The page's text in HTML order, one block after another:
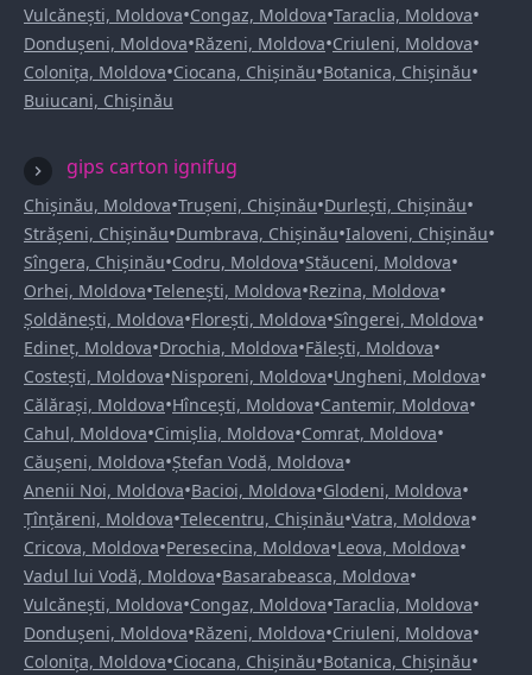
Vulcănești, Moldova•Congaz, Moldova•Taraclia, Moldova•
Dondușeni, Moldova•Răzeni, Moldova•Criuleni, Moldova•
Colonița, Moldova•Ciocana, Chișinău•Botanica, Chișinău•
Buiucani, Chișinău
gips carton ignifug
Chișinău, Moldova•Trușeni, Chișinău•Durlești, Chișinău•
Strășeni, Chișinău•Dumbrava, Chișinău•Ialoveni, Chișinău•
Sîngera, Chișinău•Codru, Moldova•Stăuceni, Moldova•
Orhei, Moldova•Telenești, Moldova•Rezina, Moldova•
Șoldănești, Moldova•Florești, Moldova•Sîngerei, Moldova•
Edineț, Moldova•Drochia, Moldova•Fălești, Moldova•
Costești, Moldova•Nisporeni, Moldova•Ungheni, Moldova•
Călărași, Moldova•Hîncești, Moldova•Cantemir, Moldova•
Cahul, Moldova•Cimișlia, Moldova•Comrat, Moldova•
Căușeni, Moldova•Ștefan Vodă, Moldova•
Anenii Noi, Moldova•Bacioi, Moldova•Glodeni, Moldova•
Țînțăreni, Moldova•Telecentru, Chișinău•Vatra, Moldova•
Cricova, Moldova•Peresecina, Moldova•Leova, Moldova•
Vadul lui Vodă, Moldova•Basarabeasca, Moldova•
Vulcănești, Moldova•Congaz, Moldova•Taraclia, Moldova•
Dondușeni, Moldova•Răzeni, Moldova•Criuleni, Moldova•
Colonița, Moldova•Ciocana, Chișinău•Botanica, Chișinău•